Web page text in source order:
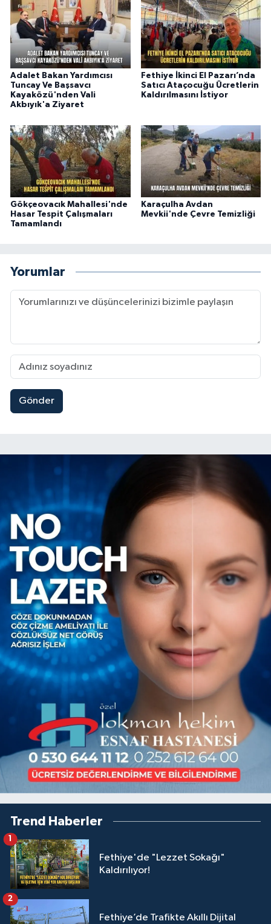
Adalet Bakan Yardımcısı
Tuncay Ve Başsavcı
Kayaközü'nden Vali
Akbıyık'a Ziyaret
Fethiye İkinci El Pazarı’nda
Satıcı Ataçocuğu Ücretlerin
Kaldırılmasını İstiyor
Gökçeovacık Mahallesi'nde
Hasar Tespit Çalışmaları
Tamamlandı
Karaçulha Avdan
Mevkii'nde Çevre Temizliği
Yorumlar
Gönder
Trend Haberler
Fethiye'de "Lezzet Sokağı"
Kaldırılıyor!
1
Fethiye’de Trafikte Akıllı Dijital
2